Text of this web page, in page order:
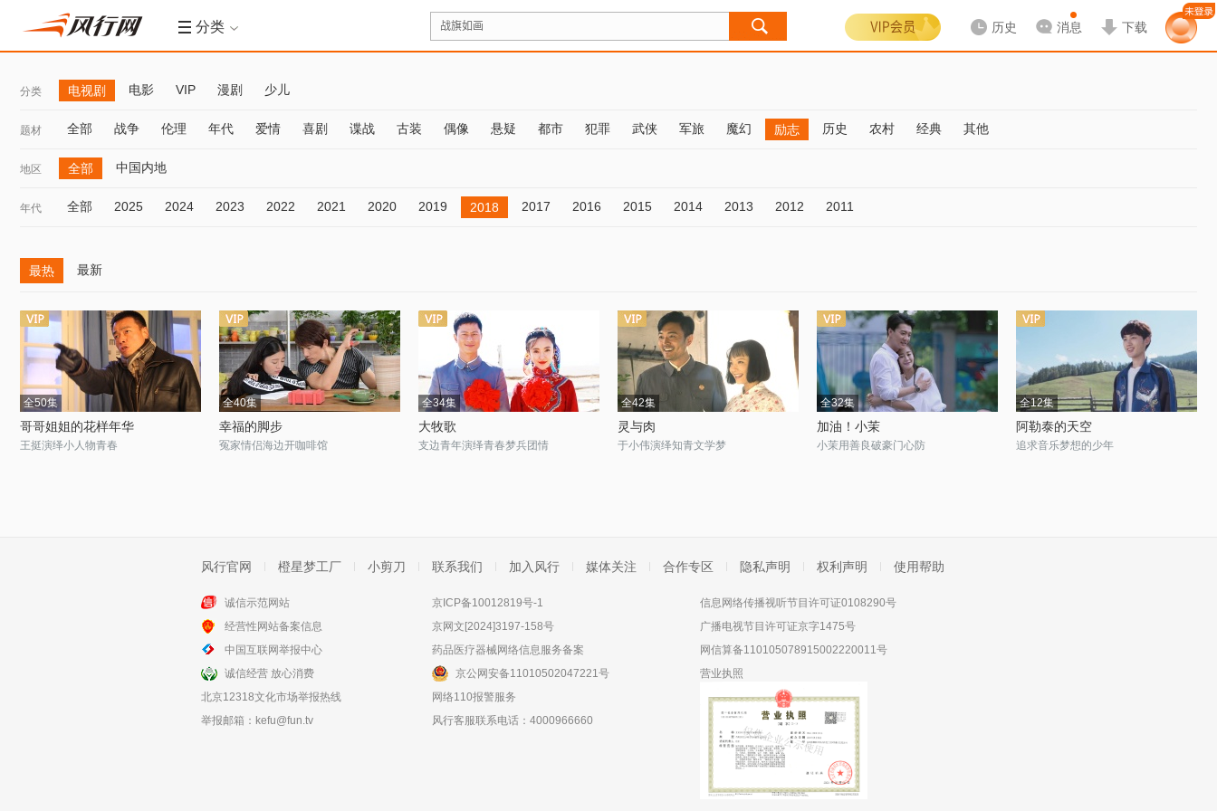
分类 历史 消息 下载
分类 电视剧 电影 VIP 漫剧 少儿
题材 全部 战争 伦理 年代 爱情 喜剧 谍战 古装 偶像 悬疑 都市 犯罪 武侠 军旅 魔幻 励志 历史 农村 经典 其他
地区 全部 中国内地
年代 全部 2025 2024 2023 2022 2021 2020 2019 2018 2017 2016 2015 2014 2013 2012 2011
最热 最新
全50集
哥哥姐姐的花样年华
王挺演绎小人物青春
全40集
幸福的脚步
冤家情侣海边开咖啡馆
全34集
大牧歌
支边青年演绎青春梦兵团情
全42集
灵与肉
于小伟演绎知青文学梦
全32集
加油！小茉
小茉用善良破豪门心防
全12集
阿勒泰的天空
追求音乐梦想的少年
风行官网 橙星梦工厂 小剪刀 联系我们 加入风行 媒体关注 合作专区 隐私声明 权利声明 使用帮助
诚信示范网站
经营性网站备案信息
中国互联网举报中心
诚信经营 放心消费
北京12318文化市场举报热线
举报邮箱： kefu@fun.tv
京ICP备10012819号-1
京网文[2024]3197-158号
药品医疗器械网络信息服务备案
京公网安备11010502047221号
网络110报警服务
风行客服联系电话：4000966660
信息网络传播视听节目许可证0108290号
广播电视节目许可证京字1475号
网信算备110105078915002220011号
营业执照